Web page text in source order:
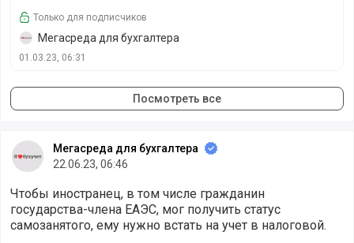
Только для подписчиков
Мегасреда для бухгалтера
01.03.23, 06:31
Посмотреть все
Мегасреда для бухгалтера
22.06.23, 06:46
Чтобы иностранец, в том числе гражданин
государства-члена ЕАЭС, мог получить статус
самозанятого, ему нужно встать на учет в налоговой.